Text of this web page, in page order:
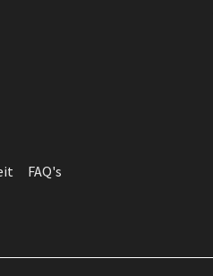
FAQ's